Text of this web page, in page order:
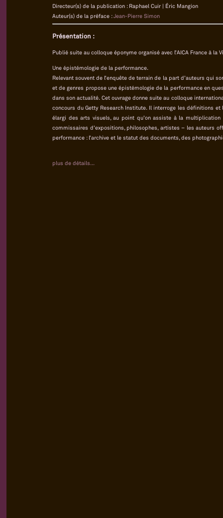
Directeur(s) de la publication : Raphael Cuir | Éric Mangion
Auteur(s) de la préface :Jean-Pierre Simon
Présentation :
Publié suite au colloque éponyme organisé avec l’AICA France à la
Une épistémologie de la performance.
Relevant souvent de l’enquête de terrain de la part d’auteurs qui
et de genres propose une épistémologie de la performance en
dans son actualité. Cet ouvrage donne suite au colloque
concours du Getty Research Institute. Il interroge les définitions
élargi des arts visuels, au point qu’on assiste à la
commissaires d’expositions, philosophes, artistes – les auteurs
performance : l’archive et le statut des documents, des
plus de détails...